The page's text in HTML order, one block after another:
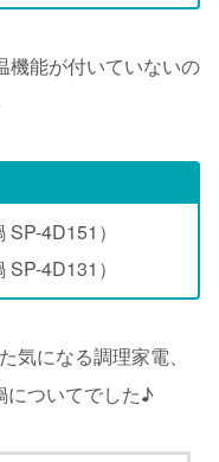
機能が付いていないの
4D151）
4D131）
気になる調理家電、
についてでした♪